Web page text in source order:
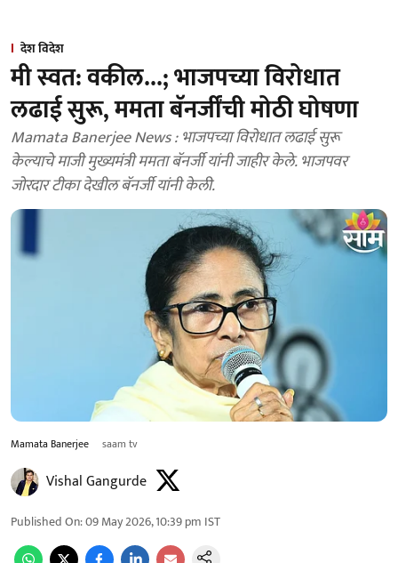
देश विदेश
मी स्वत: वकील...; भाजपच्या विरोधात
लढाई सुरू, ममता बॅनर्जींची मोठी घोषणा
Mamata Banerjee News : भाजपच्या विरोधात लढाई सुरू
केल्याचे माजी मुख्यमंत्री ममता बॅनर्जी यांनी जाहीर केले. भाजपवर
जोरदार टीका देखील बॅनर्जी यांनी केली.
Mamata Banerjee saam tv
Vishal Gangurde
Published On:09 May 2026, 10:39 pm IST